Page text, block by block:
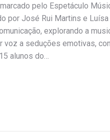
pelo Espetáculo
por José Rui Martins e
explorando a
voz a seduções emotivas,
alunos do…